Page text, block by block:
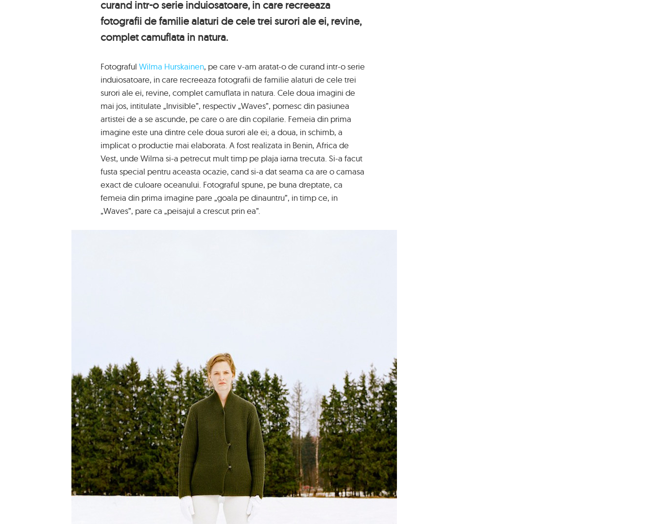
curand intr-o serie induiosatoare, in care recreeaza
fotografii de familie alaturi de cele trei surori ale ei, revine,
complet camuflata in natura.
Fotograful Wilma Hurskainen, pe care v-am aratat-o de curand intr-o serie
induiosatoare, in care recreeaza fotografii de familie alaturi de cele trei
surori ale ei, revine, complet camuflata in natura. Cele doua imagini de
mai jos, intitulate „Invisible”, respectiv „Waves”, pornesc din pasiunea
artistei de a se ascunde, pe care o are din copilarie. Femeia din prima
imagine este una dintre cele doua surori ale ei; a doua, in schimb, a
implicat o productie mai elaborata. A fost realizata in Benin, Africa de
Vest, unde Wilma si-a petrecut mult timp pe plaja iarna trecuta. Si-a facut
fusta special pentru aceasta ocazie, cand si-a dat seama ca are o camasa
exact de culoare oceanului. Fotograful spune, pe buna dreptate, ca
femeia din prima imagine pare „goala pe dinauntru”, in timp ce, in
„Waves”, pare ca „peisajul a crescut prin ea”.